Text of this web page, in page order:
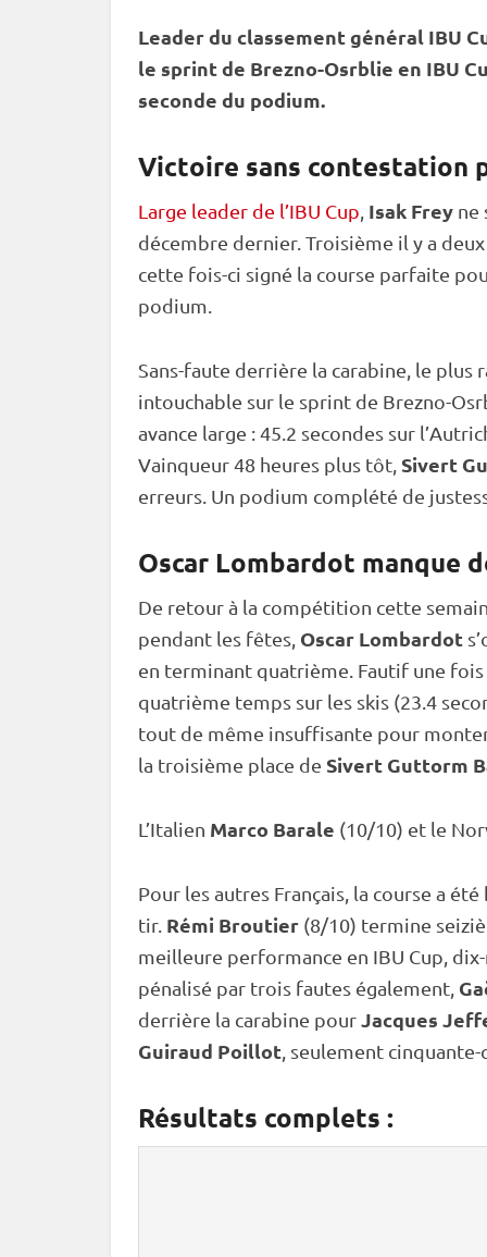
Leader du classement général IBU
le sprintde Brezno-Osrblie en IBU
seconde du podium.
Victoire sans contestation
Large leader de l’IBU Cup Isak Frey ne
décembre dernier. Troisième il y a deux
cette fois-ci signé la course parfaite
podium.
Sans-faute derrière la carabine , le plus
intouchable sur le sprint de Brezno-
avance large : 45.2 secondes sur
Vainqueur 48 heures plus tôt, Sivert
erreurs. Un podium complété de
Oscar Lombardot manque
De retour à la compétition cette
pendant les fêtes, Oscar Lombardot
en terminant quatrième. Fautif une
quatrième temps sur les skis (23.4
tout de même insuffisante pour
la troisième place de Sivert Guttorm
L’Italien Marco Barale (10/10) et le
Pour les autres Français, la course a
tir. Rémi Broutier (8/10) termine
meilleure performance en IBU Cup ,
pénalisé par trois fautes également,
derrière la carabine pourJacques
Guiraud Poillot , seulement
Résultats complets :